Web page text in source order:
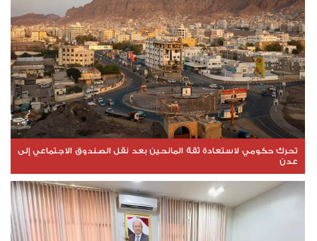
تحرك حكومي لاستعادة ثقة المانحين بعد نقل الصندوق الاجتماعي إلى
عدن